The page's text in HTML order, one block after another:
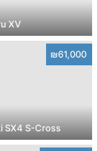
XV
₪61,000
SX4 S-Cross